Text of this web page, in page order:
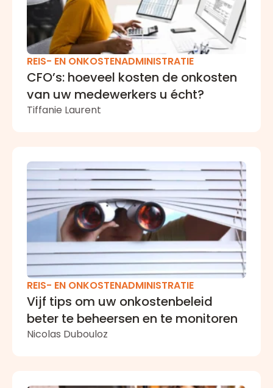
REIS- EN ONKOSTENADMINISTRATIE
CFO’s: hoeveel kosten de onkosten
van uw medewerkers u écht?
Tiffanie Laurent
REIS- EN ONKOSTENADMINISTRATIE
Vijf tips om uw onkostenbeleid
beter te beheersen en te monitoren
Nicolas Dubouloz